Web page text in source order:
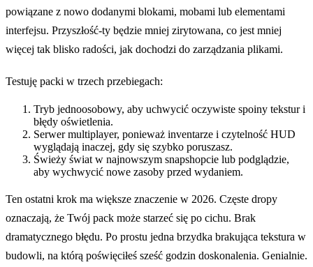
powiązane z nowo dodanymi blokami, mobami lub elementami
interfejsu. Przyszłość-ty będzie mniej zirytowana, co jest mniej
więcej tak blisko radości, jak dochodzi do zarządzania plikami.
Testuję packi w trzech przebiegach:
Tryb jednoosobowy, aby uchwycić oczywiste spoiny tekstur i
błędy oświetlenia.
Serwer multiplayer, ponieważ inventarze i czytelność HUD
wyglądają inaczej, gdy się szybko poruszasz.
Świeży świat w najnowszym snapshopcie lub podglądzie,
aby wychwycić nowe zasoby przed wydaniem.
Ten ostatni krok ma większe znaczenie w 2026. Częste dropy
oznaczają, że Twój pack może starzeć się po cichu. Brak
dramatycznego błędu. Po prostu jedna brzydka brakująca tekstura w
budowli, na którą poświęciłeś sześć godzin doskonalenia. Genialnie.